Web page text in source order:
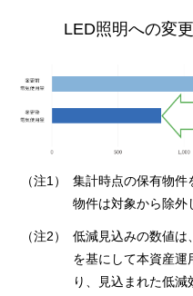
LED照明への変
（注1）
集計時点の保有物件
物件は対象から除外
（注2）
低減見込みの数値は
を基にして本資産運
り、見込まれた低